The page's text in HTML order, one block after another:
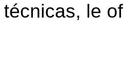
técnicas, le